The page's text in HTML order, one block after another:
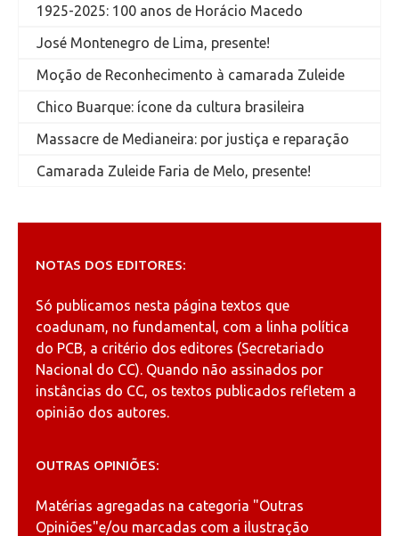
1925-2025: 100 anos de Horácio Macedo
José Montenegro de Lima, presente!
Moção de Reconhecimento à camarada Zuleide
Chico Buarque: ícone da cultura brasileira
Massacre de Medianeira: por justiça e reparação
Camarada Zuleide Faria de Melo, presente!
NOTAS DOS EDITORES:
Só publicamos nesta página textos que
coadunam, no fundamental, com a linha política
do PCB, a critério dos editores (Secretariado
Nacional do CC). Quando não assinados por
instâncias do CC, os textos publicados refletem a
opinião dos autores.
OUTRAS OPINIÕES:
Matérias agregadas na categoria "Outras
Opiniões"e/ou marcadas com a ilustração